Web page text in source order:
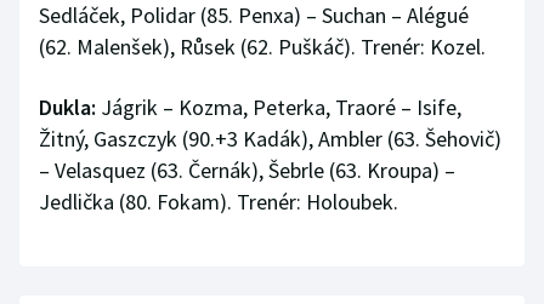
Sedláček, Polidar (85. Penxa) – Suchan – Alégué
(62. Malenšek), Růsek (62. Puškáč). Trenér: Kozel.
Dukla: Jágrik – Kozma, Peterka, Traoré – Isife,
Žitný, Gaszczyk (90.+3 Kadák), Ambler (63. Šehovič)
– Velasquez (63. Černák), Šebrle (63. Kroupa) –
Jedlička (80. Fokam). Trenér: Holoubek.